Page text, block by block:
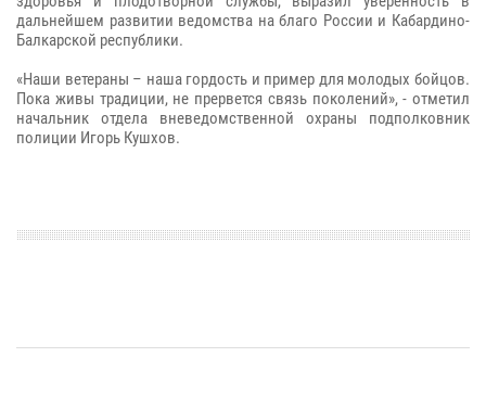
дальнейшем развитии ведомства на благо России и Кабардино-
Балкарской республики.
«Наши ветераны – наша гордость и пример для молодых бойцов.
Пока живы традиции, не прервется связь поколений», - отметил
начальник отдела вневедомственной охраны подполковник
полиции Игорь Кушхов.